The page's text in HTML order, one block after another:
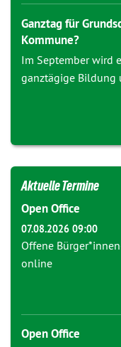
Ganztag für
Kommune?
Im September wird
ganztägige Bildung
Aktuelle Termine
Open Office
07.08.2026 09:00
Offene
online
Open Office